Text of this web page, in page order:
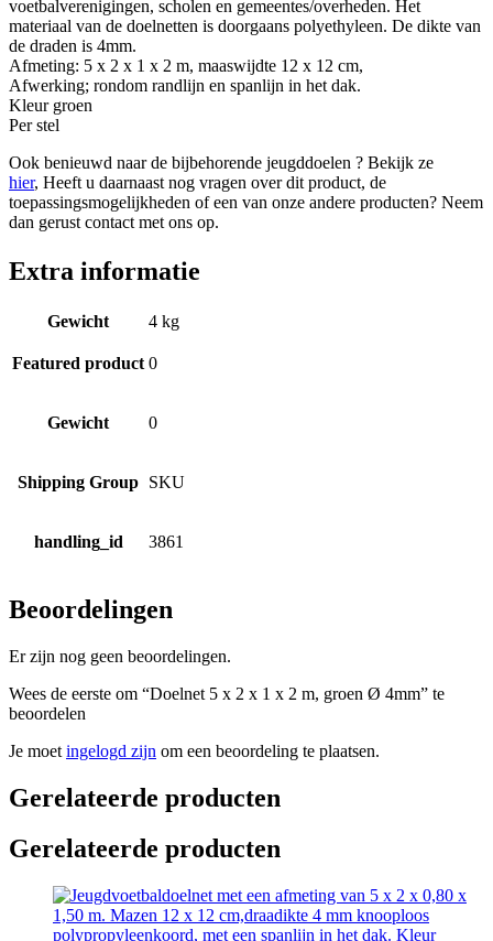
voetbalverenigingen, scholen en gemeentes/overheden. Het
materiaal van de doelnetten is doorgaans polyethyleen. De dikte van
de draden is 4mm.
Afmeting: 5 x 2 x 1 x 2 m, maaswijdte 12 x 12 cm,
Afwerking; rondom randlijn en spanlijn in het dak.
Kleur groen
Per stel
Ook benieuwd naar de bijbehorende jeugddoelen ? Bekijk ze
hier, Heeft u daarnaast nog vragen over dit product, de
toepassingsmogelijkheden of een van onze andere producten? Neem
dan gerust contact met ons op.
Extra informatie
Gewicht 4 kg
Featured product 0
Gewicht 0
Shipping Group SKU
handling_id 3861
Beoordelingen
Er zijn nog geen beoordelingen.
Wees de eerste om “Doelnet 5 x 2 x 1 x 2 m, groen Ø 4mm” te
beoordelen
Je moet ingelogd zijn om een beoordeling te plaatsen.
Gerelateerde producten
Gerelateerde producten